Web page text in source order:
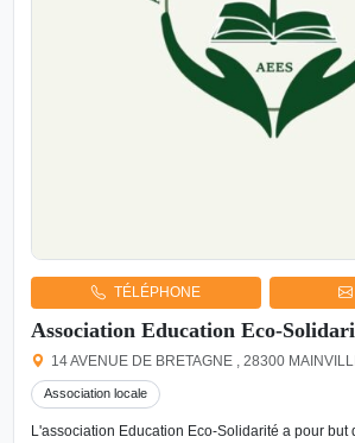
TÉLÉPHONE
Association Education Eco-
14 AVENUE DE BRETAGNE , 28300
Association locale
L'association Education Eco-Solidarité a pour but